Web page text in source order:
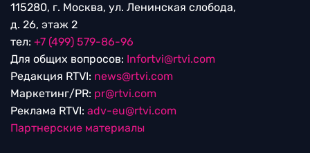
115280, г. Москва, ул. Ленинская слобода,
д. 26, этаж 2
тел: +7 (499) 579-86-96
Для общих вопросов: Infortvi@rtvi.com
Редакция RTVI: news@rtvi.com
Маркетинг/PR: pr@rtvi.com
Реклама RTVI: adv-eu@rtvi.com
Партнерские материалы